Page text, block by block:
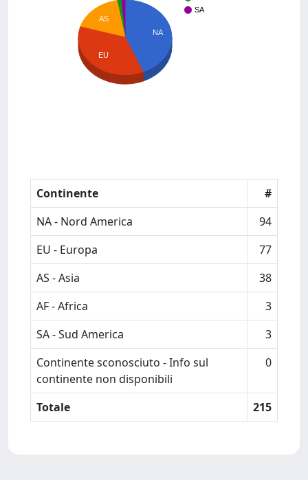
SA
NA
AS
EU
Continente
#
NA - Nord America
94
EU - Europa
77
AS - Asia
38
AF - Africa
3
SA - Sud America
3
Continente sconosciuto - Info sul
continente non disponibili
0
Totale 215